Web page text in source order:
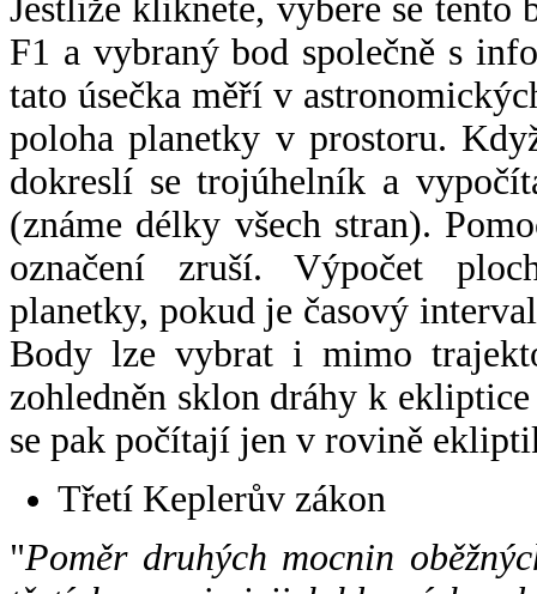
Jestliže kliknete, vybere se tento
F1 a vybraný bod společně s
tato úsečka měří v
poloha planetky v prostoru.
dokreslí se trojúhelník a
(známe délky všech stran).
označení zruší. Výpočet
planetky, pokud je časový
Body lze vybrat i mimo
zohledněn sklon dráhy k
se pak počítají jen v rovině
Třetí Keplerův zákon
"Poměr druhých mocnin